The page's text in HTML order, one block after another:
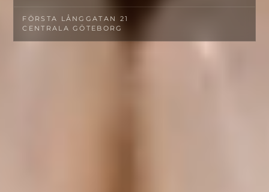
FÖRSTA LÅNGGATAN 21
CENTRALA GÖTEBORG